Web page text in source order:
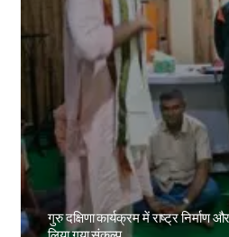
गुरु दक्षिणा कार्यक्रम में राष्ट्र निर्माण